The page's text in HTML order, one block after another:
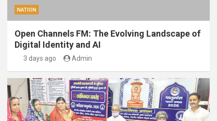
NATION
Open Channels FM: The Evolving Landscape of
Digital Identity and AI
3 days ago Admin